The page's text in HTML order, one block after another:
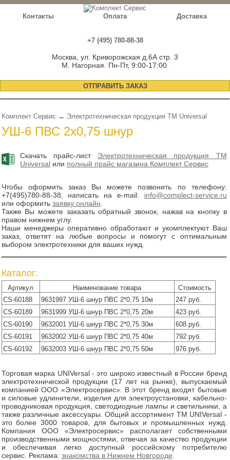
Контакты Оплата Доставка
+7 (495) 780-88-38
Москва, ул. Криворожская д.6А стр. 3
М. Нагорная. Пн-Пт, 9:00-17:00.
ОТПРАВИТЬ ЗАКАЗ
Комплект Сервис → Электротехническая продукция TM Universal
УШ-6 ПВС 2х0,75 шнур
Скачать прайс-лист Электротехническая продукция TM
Universalили полный прайс магазина Комплект Сервис
Чтобы оформить заказ Вы можете позвонить по телефону:
+7(495)780-88-38, написать на e-mail: info@complect-service.ru
или оформить заявку онлайн.
Также Вы можете заказать обратный звонок, нажав на кнопку в
правом нижнем углу.
Наши менеджеры оперативно обработают и укомплектуют Ваш
заказ, ответят на любые вопросы и помогут с оптимальным
выбором электротехники для ваших нужд.
Каталог:
Артикул Наименование товара
Стоимость
CS-60188
9631997 УШ-6 шнур ПВС 2*0,75 10м
247 руб.
CS-60189
9631999 УШ-6 шнур ПВС 2*0,75 20м
423 руб.
CS-60190
9632001 УШ-6 шнур ПВС 2*0,75 30м
608 руб.
CS-60191
9632002 УШ-6 шнур ПВС 2*0,75 40м
792 руб.
CS-60192
9632003 УШ-6 шнур ПВС 2*0,75 50м 976 руб.
Торговая марка UNIVersal - это широко известный в России бренд
электротехнической продукции (17 лет на рынке), выпускаемый
компанией ООО «Электросервис». В этот бренд входят бытовые
и силовые удлинители, изделия для электроустановки, кабельно-
проводниковая продукция, светодиодные лампы и светильники, а
также различные аксессуары. Общий ассортимент TM UNIVersal -
это более 3000 товаров, для бытовых и промышленных нужд.
Компания ООО «Электросервис» располагает собственными
производственными мощностями, отвечая за качество продукции
и обеспечивая легко доступный российскому потребителю
сервис. Реклама: знакомства в Нижнем Новгороде